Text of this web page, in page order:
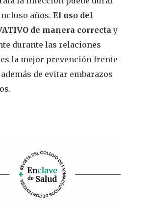
años.El uso del
de manera correctay
durante las relaciones
la mejor prevención frente
además de evitar embarazos
REVISTA DEL COLEGIO DE
Infantil